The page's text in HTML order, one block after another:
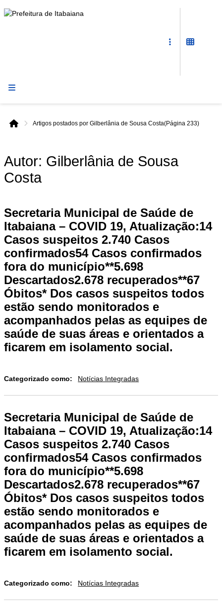
Início
Artigos postados por Gilberlânia de Sousa Costa(Página 233)
Autor: Gilberlânia de Sousa
Costa
Secretaria Municipal de Saúde de
Itabaiana – COVID 19, Atualização:14
Casos suspeitos 2.740 Casos
confirmados54 Casos confirmados
fora do município**5.698
Descartados2.678 recuperados**67
Óbitos* Dos casos suspeitos todos
estão sendo monitorados e
acompanhados pelas as equipes de
saúde de suas áreas e orientados a
ficarem em isolamento social.
Categorizado como: Notícias Integradas
Secretaria Municipal de Saúde de
Itabaiana – COVID 19, Atualização:14
Casos suspeitos 2.740 Casos
confirmados54 Casos confirmados
fora do município**5.698
Descartados2.678 recuperados**67
Óbitos* Dos casos suspeitos todos
estão sendo monitorados e
acompanhados pelas as equipes de
saúde de suas áreas e orientados a
ficarem em isolamento social.
Categorizado como: Notícias Integradas